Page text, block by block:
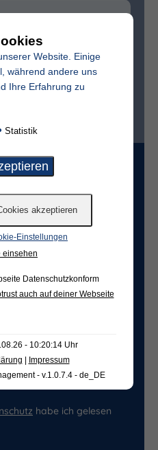
habe ich gelesen
Website. Einige
während andere uns
Ihre Erfahrung zu
Statistik
Einstellungen
einsehen
Datenschutzkonform
auch auf deiner Webseite
- 10:20:14 Uhr
Impressum
- v.1.0.7.4 - de_DE